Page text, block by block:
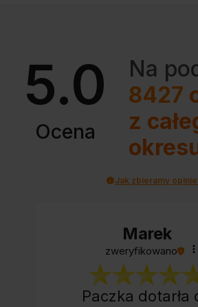
5.0
Ocena
Na
8427
z
Jak zbieramy
Marek
zweryfikowano
Paczka dotarła